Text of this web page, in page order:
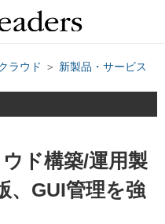
ラウド ＞ 新製品・サービス
ド構築/運用製
、GUI管理を強